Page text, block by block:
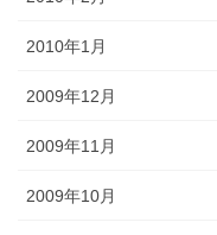
2010年1月
2009年12月
2009年11月
2009年10月